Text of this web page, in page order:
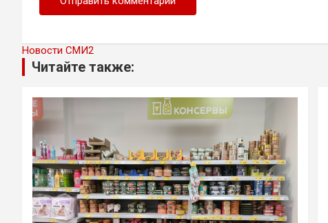
Новости СМИ2
Читайте также: